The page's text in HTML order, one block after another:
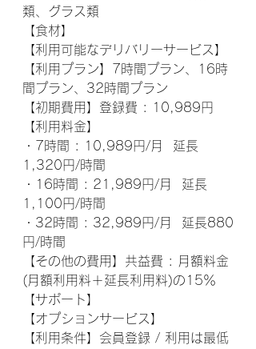
類、グラス類
【食材】
【利用可能なデリバリーサービス】
【利用プラン】7時間プラン、16時
間プラン、32時間プラン
【初期費用】登録費 : 10,989円
【利用料金】
・7時間 : 10,989円/月  延長
1,320円/時間
・16時間 : 21,989円/月  延長
1,100円/時間
・32時間 : 32,989円/月  延長880
円/時間
【その他の費用】共益費 : 月額料金
(月額利用料＋延長利用料)の15％
【サポート】
【オプションサービス】
【利用条件】会員登録 / 利用は最低